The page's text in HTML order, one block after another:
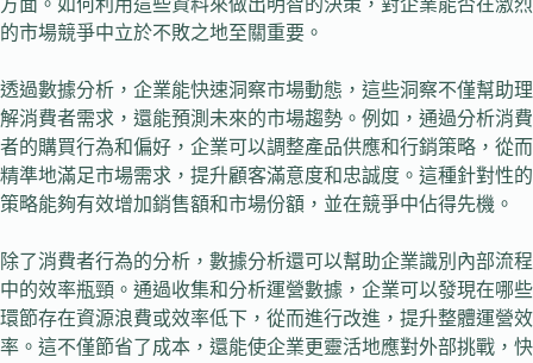
方面。如何利用這些資料來做出明智的決策，對企業能否在激烈
的市場競爭中立於不敗之地至關重要。
透過數據分析，企業能快速洞察市場動態，這些洞察不僅幫助理
解消費者需求，還能預測未來的市場趨勢。例如，通過分析消費
者的購買行為和偏好，企業可以調整產品供應和行銷策略，從而
精準地滿足市場需求，提升顧客滿意度和忠誠度。這種針對性的
策略能夠有效增加銷售額和市場份額，並在競爭中佔得先機。
除了消費者行為的分析，數據分析還可以幫助企業識別內部流程
中的效率瓶頸。通過收集和分析運營數據，企業可以發現在哪些
環節存在資源浪費或效率低下，從而進行改進，提升整體運營效
率。這不僅節省了成本，還能使企業更靈活地應對外部挑戰，快